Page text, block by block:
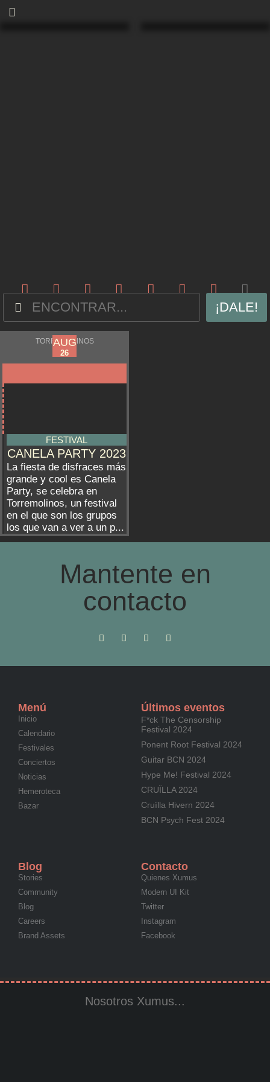
¡DALE!
TORREMOLINOS
AUG
23
AUG
26
FESTIVAL
CANELA PARTY 2023
La fiesta de disfraces más
grande y cool es Canela
Party, se celebra en
Torremolinos, un festival
en el que son los grupos
los que van a ver a un p...
Mantente en
contacto
Menú
Inicio
Calendario
Festivales
Conciertos
Noticias
Hemeroteca
Bazar
Últimos eventos
F*ck The Censorship
Festival 2024
Ponent Root Festival 2024
Guitar BCN 2024
Hype Me! Festival 2024
CRUÏLLA 2024
Cruïlla Hivern 2024
BCN Psych Fest 2024
Blog
Stories
Community
Blog
Careers
Brand Assets
Contacto
Quienes Xumus
Modern UI Kit
Twitter
Instagram
Facebook
Nosotros Xumus...